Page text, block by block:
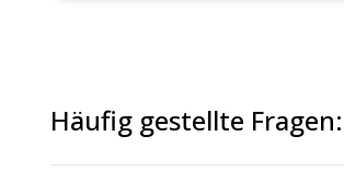
Häufig gestellte Fragen: